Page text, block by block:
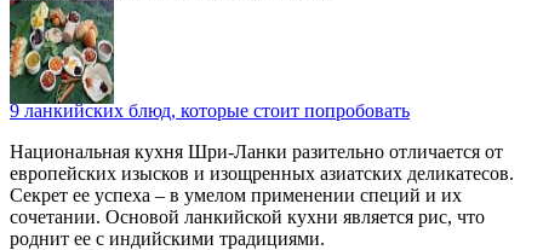
9 ланкийских блюд, которые стоит попробовать
Национальная кухня Шри-Ланки разительно отличается от
европейских изысков и изощренных азиатских деликатесов.
Секрет ее успеха – в умелом применении специй и их
сочетании. Основой ланкийской кухни является рис, что
роднит ее с индийскими традициями.